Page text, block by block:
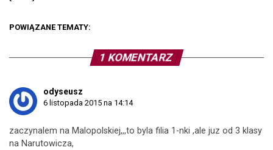
POWIĄZANE TEMATY:
1 KOMENTARZ
odyseusz
6 listopada 2015 na 14:14
zaczynalem na Malopolskiej,,,to byla filia 1-nki ,ale juz od 3 klasy
na Narutowicza,